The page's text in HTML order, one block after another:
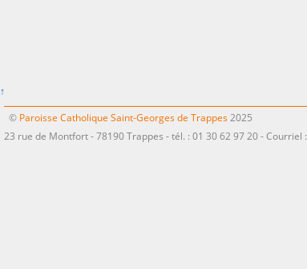
↑
© Paroisse Catholique Saint-Georges de Trappes 2025
23 rue de Montfort - 78190 Trappes - tél. : 01 30 62 97 20 - Courriel :